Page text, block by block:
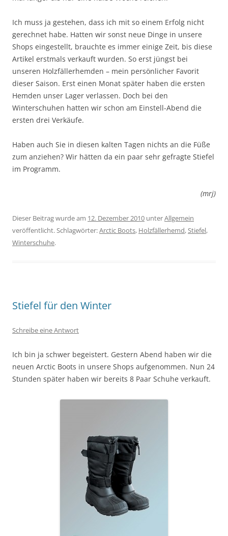
Ich muss ja gestehen, dass ich mit so einem Erfolg nicht
gerechnet habe. Hatten wir sonst neue Dinge in unsere
Shops eingestellt, brauchte es immer einige Zeit, bis diese
Artikel erstmals verkauft wurden. So erst jüngst bei
unseren Holzfällerhemden – mein persönlicher Favorit
dieser Saison. Erst einen Monat später haben die ersten
Hemden unser Lager verlassen. Doch bei den
Winterschuhen hatten wir schon am Einstell-Abend die
ersten drei Verkäufe.
Haben auch Sie in diesen kalten Tagen nichts an die Füße
zum anziehen? Wir hätten da ein paar sehr gefragte Stiefel
im Programm.
(mrj)
Dieser Beitrag wurde am 12. Dezember 2010 unterAllgemein
veröffentlicht. Schlagwörter:Arctic Boots, Holzfällerhemd,Stiefel,
Winterschuhe.
Stiefel für den Winter
Schreibe eine Antwort
Ich bin ja schwer begeistert. Gestern Abend haben wir die
neuen Arctic Boots in unsere Shops aufgenommen. Nun 24
Stunden später haben wir bereits 8 Paar Schuhe verkauft.